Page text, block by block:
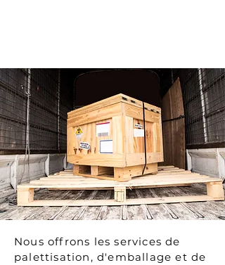
Nous offrons les services de
palettisation, d'emballage et de